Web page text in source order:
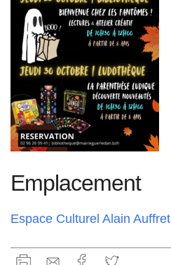
Emplacement
Espace Culturel Alain Auffret